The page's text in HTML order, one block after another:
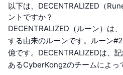
以下は、DECENTRALIZED（
ントですか？
DECENTRALIZED（ルーン）は
する由来のルーンです。ルーン
億です。DECENTRALIZEDは、
あるCyberKongzのチームによっ